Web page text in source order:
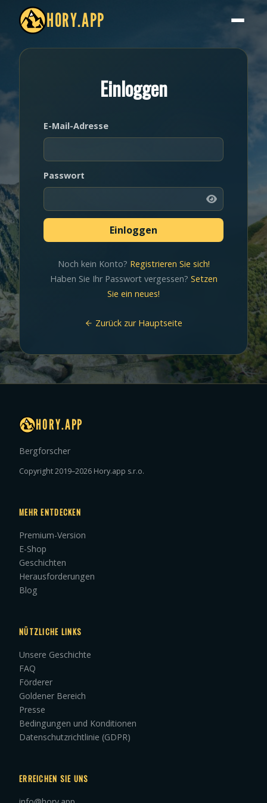
HORY.APP
Einloggen
E-Mail-Adresse
Passwort
Noch kein Konto? Registrieren Sie sich!
Haben Sie Ihr Passwort vergessen? Setzen
Sie ein neues!
Zurück zur Hauptseite
HORY.APP
Bergforscher
Copyright 2019–2026 Hory.app s.r.o.
MEHR ENTDECKEN
Premium-Version
E-Shop
Geschichten
Herausforderungen
Blog
NÜTZLICHE LINKS
Unsere Geschichte
FAQ
Förderer
Goldener Bereich
Presse
Bedingungen und Konditionen
Datenschutzrichtlinie (GDPR)
ERREICHEN SIE UNS